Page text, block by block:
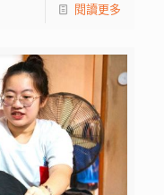
閱讀更多